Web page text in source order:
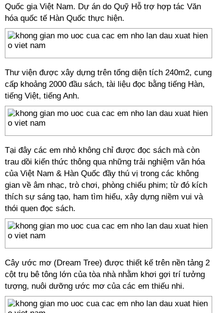
Quốc gia Việt Nam. Dự án do Quỹ Hỗ trợ hợp tác Văn
hóa quốc tế Hàn Quốc thực hiện.
Thư viện được xây dựng trên tổng diện tích 240m2, cung
cấp khoảng 2000 đầu sách, tài liệu đọc bằng tiếng Hàn,
tiếng Việt, tiếng Anh.
Tại đây các em nhỏ không chỉ được đọc sách mà còn
trau dồi kiến thức thông qua những trải nghiệm văn hóa
của Việt Nam & Hàn Quốc đầy thú vị trong các không
gian về âm nhạc, trò chơi, phòng chiếu phim; từ đó kích
thích sự sáng tạo, ham tìm hiểu, xây dựng niềm vui và
thói quen đọc sách.
Cây ước mơ (Dream Tree) được thiết kế trên nền tảng 2
cột trụ bê tông lớn của tòa nhà nhằm khơi gợi trí tưởng
tượng, nuôi dưỡng ước mơ của các em thiếu nhi.